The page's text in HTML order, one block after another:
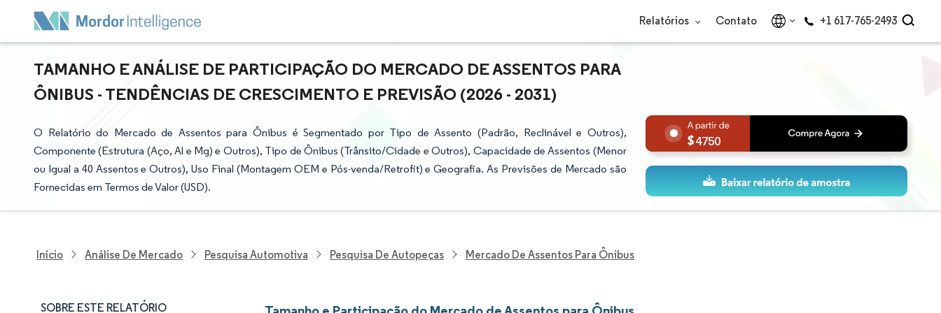
Relatórios Contato +1 617-765-2493
TAMANHO E ANÁLISE DE PARTICIPAÇÃO DO MERCADO DE ASSENTOS PARA
ÔNIBUS - TENDÊNCIAS DE CRESCIMENTO E PREVISÃO (2026 - 2031)
O Relatório do Mercado de Assentos para Ônibus é Segmentado por Tipo de Assento (Padrão, Reclinável e Outros),
Componente (Estrutura (Aço, Al e Mg) e Outros), Tipo de Ônibus (Trânsito/Cidade e Outros), Capacidade de Assentos (Menor
ou Igual a 40 Assentos e Outros), Uso Final (Montagem OEM e Pós-venda/Retrofit) e Geografia. As Previsões de Mercado são
Fornecidas em Termos de Valor (USD).
4750
Início Análise De Mercado Pesquisa Automotiva Pesquisa De Autopeças Mercado De Assentos Para Ônibus
SOBRE ESTE RELATÓRIO